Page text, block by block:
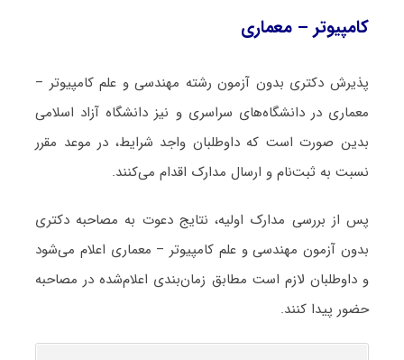
کامپیوتر – معماری
پذیرش دکتری بدون آزمون رشته مهندسی و علم کامپیوتر –
معماری در دانشگاه‌های سراسری و نیز دانشگاه آزاد اسلامی
بدین صورت است که داوطلبان واجد شرایط، در موعد مقرر
نسبت به ثبت‌نام و ارسال مدارک اقدام می‌کنند.
پس از بررسی مدارک اولیه، نتایج دعوت به مصاحبه دکتری
بدون آزمون مهندسی و علم کامپیوتر – معماری اعلام می‌شود
و داوطلبان لازم است مطابق زمان‌بندی اعلام‌شده در مصاحبه
حضور پیدا کنند.